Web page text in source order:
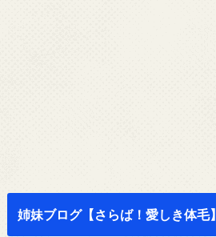
姉妹ブログ【さらば！愛しき体毛】